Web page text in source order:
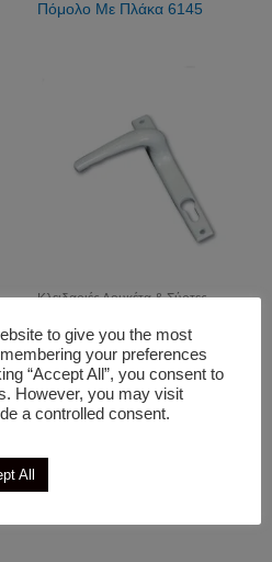
Πόμολο Με Πλάκα 6145
Κλειδαριές Λουκέτα & Σύρτες
to give you the most
your preferences
“Accept All”, you consent to
However, you may visit
a controlled consent.
All